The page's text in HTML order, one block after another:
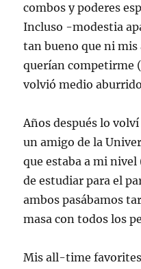
combos y poderes
Incluso -modestia
tan bueno que ni
querían competirme
volvió medio
Años después lo
un amigo de la
que estaba a mi
de estudiar para el
ambos pasábamos
masa con todos los
Mis all-time